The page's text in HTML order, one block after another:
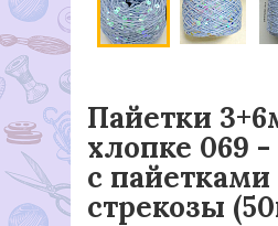
Пайетки
хлопке 069
с
стрекозы